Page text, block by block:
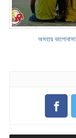
অসহায় ভালোবাসা